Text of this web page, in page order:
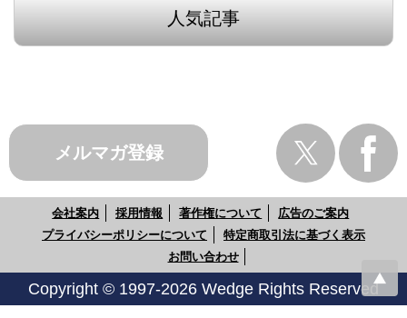
人気記事
メルマガ登録
会社案内 採用情報 著作権について
広告のご案内
プライバシーポリシーについて
特定商取引法に基づく表示
お問い合わせ
Copyright © 1997-2026 Wedge Rights Reserved